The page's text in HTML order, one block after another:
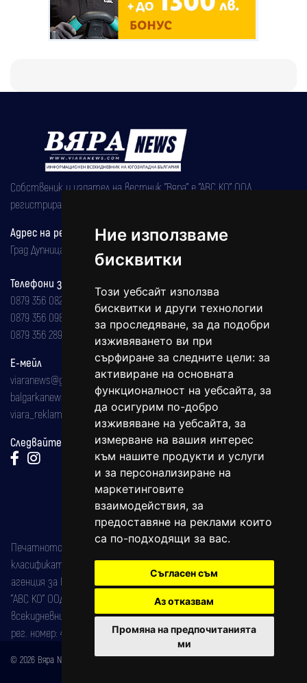
Ние използваме
бисквитки
Този уебсайт използва
бисквитки и други технологии
за проследяване, за да подобри
изживяването ви при
сърфиране за следните цели: за
активиране на основната
функционалност на уебсайта, за
да осигурим по-добро
изживяване на уебсайта, за
измерване на вашия интерес
към нашите продукти и услуги
и за персонализиране на
маркетинговите
взаимодействия, за
предоставяне на реклами които
са по-подходящи за вас.
Съгласен съм
Аз отказвам
Промяна на предпочитанията
ми
Собственик и издател на вестник "Вяра" е "АВС КО" ООД,
регистрирана на 08.05.2002 година.
Адрес на редакцията
Град Дупница, ул.''Христо Ботев" 43
Телефони за реклама и абонаменти
0879 356 082
0879 356 098
0879 356 289
Е-мейл
viaranews@gmail.com
balgarkanews@gmail.com
viara_reklama@mail.bg
Следвайте ни:
Печатното издание на вестника е регистрирано в националния
класификатор на печатните издания (Българска национална
агенция за ISSN) под номер: ISSN 1312-4722.
"АВС КО" ООД е притежател на марката: Вяра информационен
всекидневник на югозападна България, със свидетелство за марка
рег. номер: 47857/11.05.2004 година.
© 2026 Вяра News Всички права запазени!